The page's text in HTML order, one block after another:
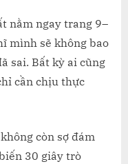
nằm ngay trang 9–
mình sẽ không bao
sai. Bất kỳ ai cũng
cần chịu thực
còn sợ đám
30 giây trò